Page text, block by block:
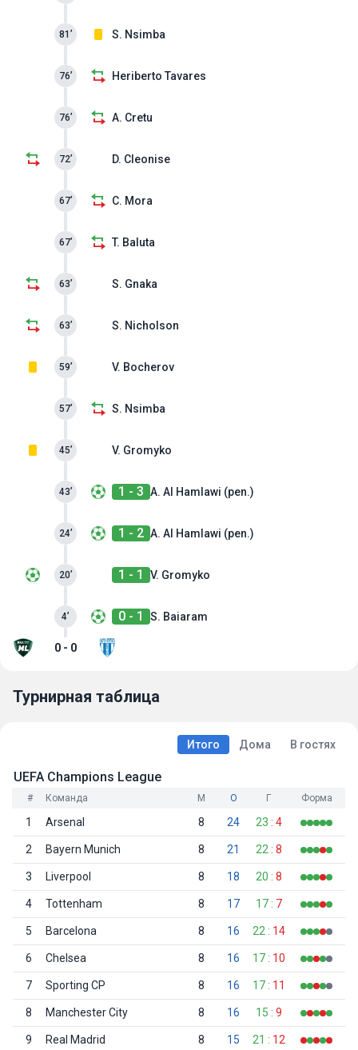
4’ 0 - 1 S. Baiaram
V. Gromyko
1 - 1
20’
24’ 1 - 2 A. Al Hamlawi (pen.)
43’ 1 - 3 A. Al Hamlawi (pen.)
V. Gromyko
45’
57’ S. Nsimba
V. Bocherov
59’
S. Nicholson
63’
S. Gnaka
63’
67’ T. Baluta
67’ C. Mora
D. Cleonise
72’
76’ A. Cretu
76’ Heriberto Tavares
81’ S. Nsimba
0 - 0
Турнирная таблица
Итого Дома В гостях
UEFA Champions League
# Команда М О Г Форма
1 Arsenal 8 24 23 : 4
2 Bayern Munich 8 21 22 : 8
3 Liverpool 8 18 20 : 8
4 Tottenham 8 17 17 : 7
5 Barcelona 8 16 22 : 14
6 Chelsea 8 16 17 : 10
7 Sporting CP 8 16 17 : 11
8 Manchester City 8 16 15 : 9
9 Real Madrid 8 15 21 : 12